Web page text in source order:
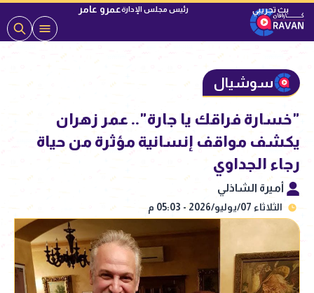
رئيس مجلس الإدارةعمرو عامر
سوشيال
"خسارة فراقك يا جارة".. عمر زهران
يكشف مواقف إنسانية مؤثرة من حياة
رجاء الجداوي
أميرة الشاذلي
الثلاثاء 07/يوليو/2026 - 05:03 م